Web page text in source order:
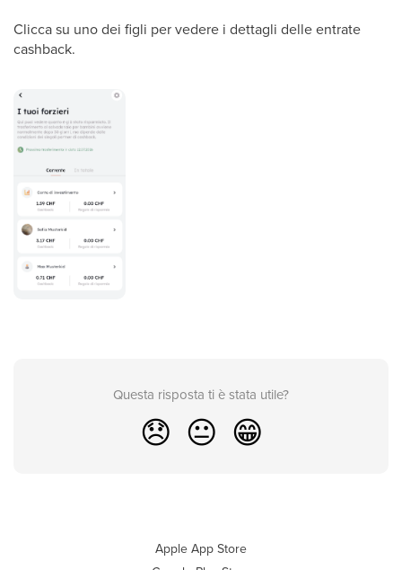
Clicca su uno dei figli per vedere i dettagli delle entrate
cashback.
Questa risposta ti è stata utile?
😞 😐 😁
Apple App Store